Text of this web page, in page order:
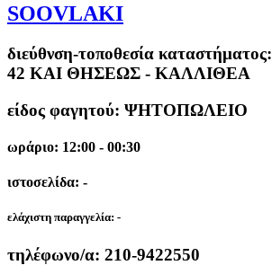
SOOVLAKI
διεύθνση-τοποθεσία καταστήματος:
42 ΚΑΙ ΘΗΣΕΩΣ - ΚΑΛΛΙΘΕΑ
είδος φαγητού: ΨΗΤΟΠΩΛΕΙΟ
ωράριο: 12:00 - 00:30
ιστοσελίδα: -
ελάχιστη παραγγελία: -
τηλέφωνο/α: 210-9422550